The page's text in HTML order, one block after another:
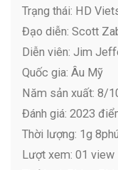
Trạng thái: HD
Đạo diễn: Scott
Diễn viên: Jim
Quốc gia: Âu Mỹ
Năm sản xuất: 8/
Đánh giá: 2023
Thời lượng: 1g
Lượt xem: 01 view